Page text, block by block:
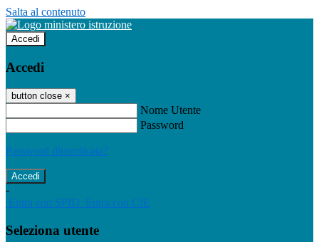
Salta al contenuto
Accedi
Accedi
button close ×
Nome Utente
Password
Password dimenticata?
-
Entra con SPID Entra con CIE
Seleziona utente